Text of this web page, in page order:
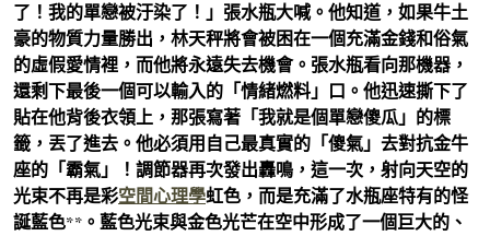
了！我的單戀被汙染了！」張水瓶大喊。他知道，如果牛土
豪的物質力量勝出，林天秤將會被困在一個充滿金錢和俗氣
的虛假愛情裡，而他將永遠失去機會。張水瓶看向那機器，
還剩下最後一個可以輸入的「情緒燃料」口。他迅速撕下了
貼在他背後衣領上，那張寫著「我就是個單戀傻瓜」的標
籤，丟了進去。他必須用自己最真實的「傻氣」去對抗金牛
座的「霸氣」！調節器再次發出轟鳴，這一次，射向天空的
光束不再是彩空間心理學虹色，而是充滿了水瓶座特有的怪
誕藍色**。藍色光束與金色光芒在空中形成了一個巨大的、